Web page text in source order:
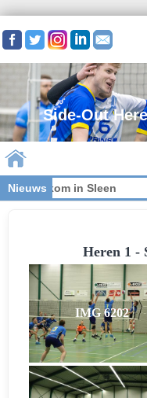
Side-Out
Nieuws
welkom in Sleen
Heren 1 -
IMG 6202